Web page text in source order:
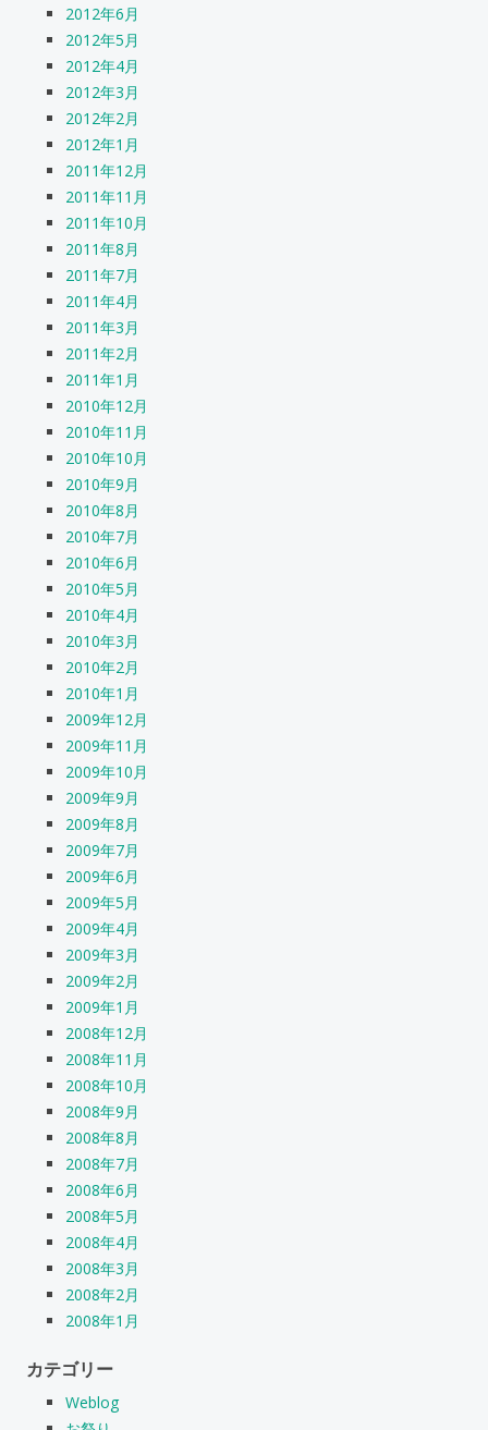
2012年6月
2012年5月
2012年4月
2012年3月
2012年2月
2012年1月
2011年12月
2011年11月
2011年10月
2011年8月
2011年7月
2011年4月
2011年3月
2011年2月
2011年1月
2010年12月
2010年11月
2010年10月
2010年9月
2010年8月
2010年7月
2010年6月
2010年5月
2010年4月
2010年3月
2010年2月
2010年1月
2009年12月
2009年11月
2009年10月
2009年9月
2009年8月
2009年7月
2009年6月
2009年5月
2009年4月
2009年3月
2009年2月
2009年1月
2008年12月
2008年11月
2008年10月
2008年9月
2008年8月
2008年7月
2008年6月
2008年5月
2008年4月
2008年3月
2008年2月
2008年1月
カテゴリー
Weblog